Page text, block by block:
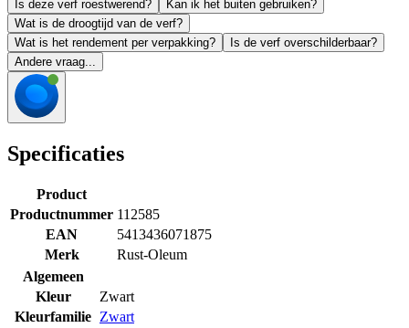
Is deze verf roestwerend?
Kan ik het buiten gebruiken?
Wat is de droogtijd van de verf?
Wat is het rendement per verpakking?
Is de verf overschilderbaar?
Andere vraag...
Specificaties
Product
Productnummer 112585
EAN
5413436071875
Merk
Rust-Oleum
Algemeen
Kleur
Zwart
Kleurfamilie Zwart